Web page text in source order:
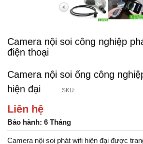
Camera nội soi công nghiệp
điện thoại
Camera nội soi ống công
hiện đại
SKU:
Liên hệ
Bảo hành: 6 Tháng
Camera nội soi phát wifi hiện đại được